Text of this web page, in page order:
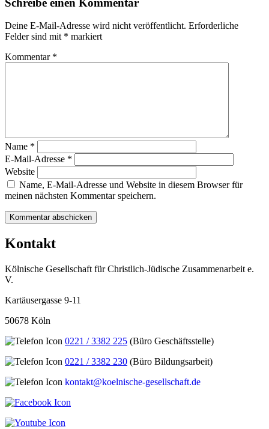
Deine E-Mail-Adresse wird nicht veröffentlicht. Erforderliche
Felder sind mit * markiert
Kommentar *
Name *
E-Mail-Adresse *
Website
Name, E-Mail-Adresse und Website in diesem Browser für
meinen nächsten Kommentar speichern.
Kontakt
Kölnische Gesellschaft für Christlich-Jüdische Zusammenarbeit e.
V.
Kartäusergasse 9-11
50678 Köln
0221 / 3382 225 (Büro Geschäftsstelle)
0221 / 3382 230 (Büro Bildungsarbeit)
kontakt@koelnische-gesellschaft.de